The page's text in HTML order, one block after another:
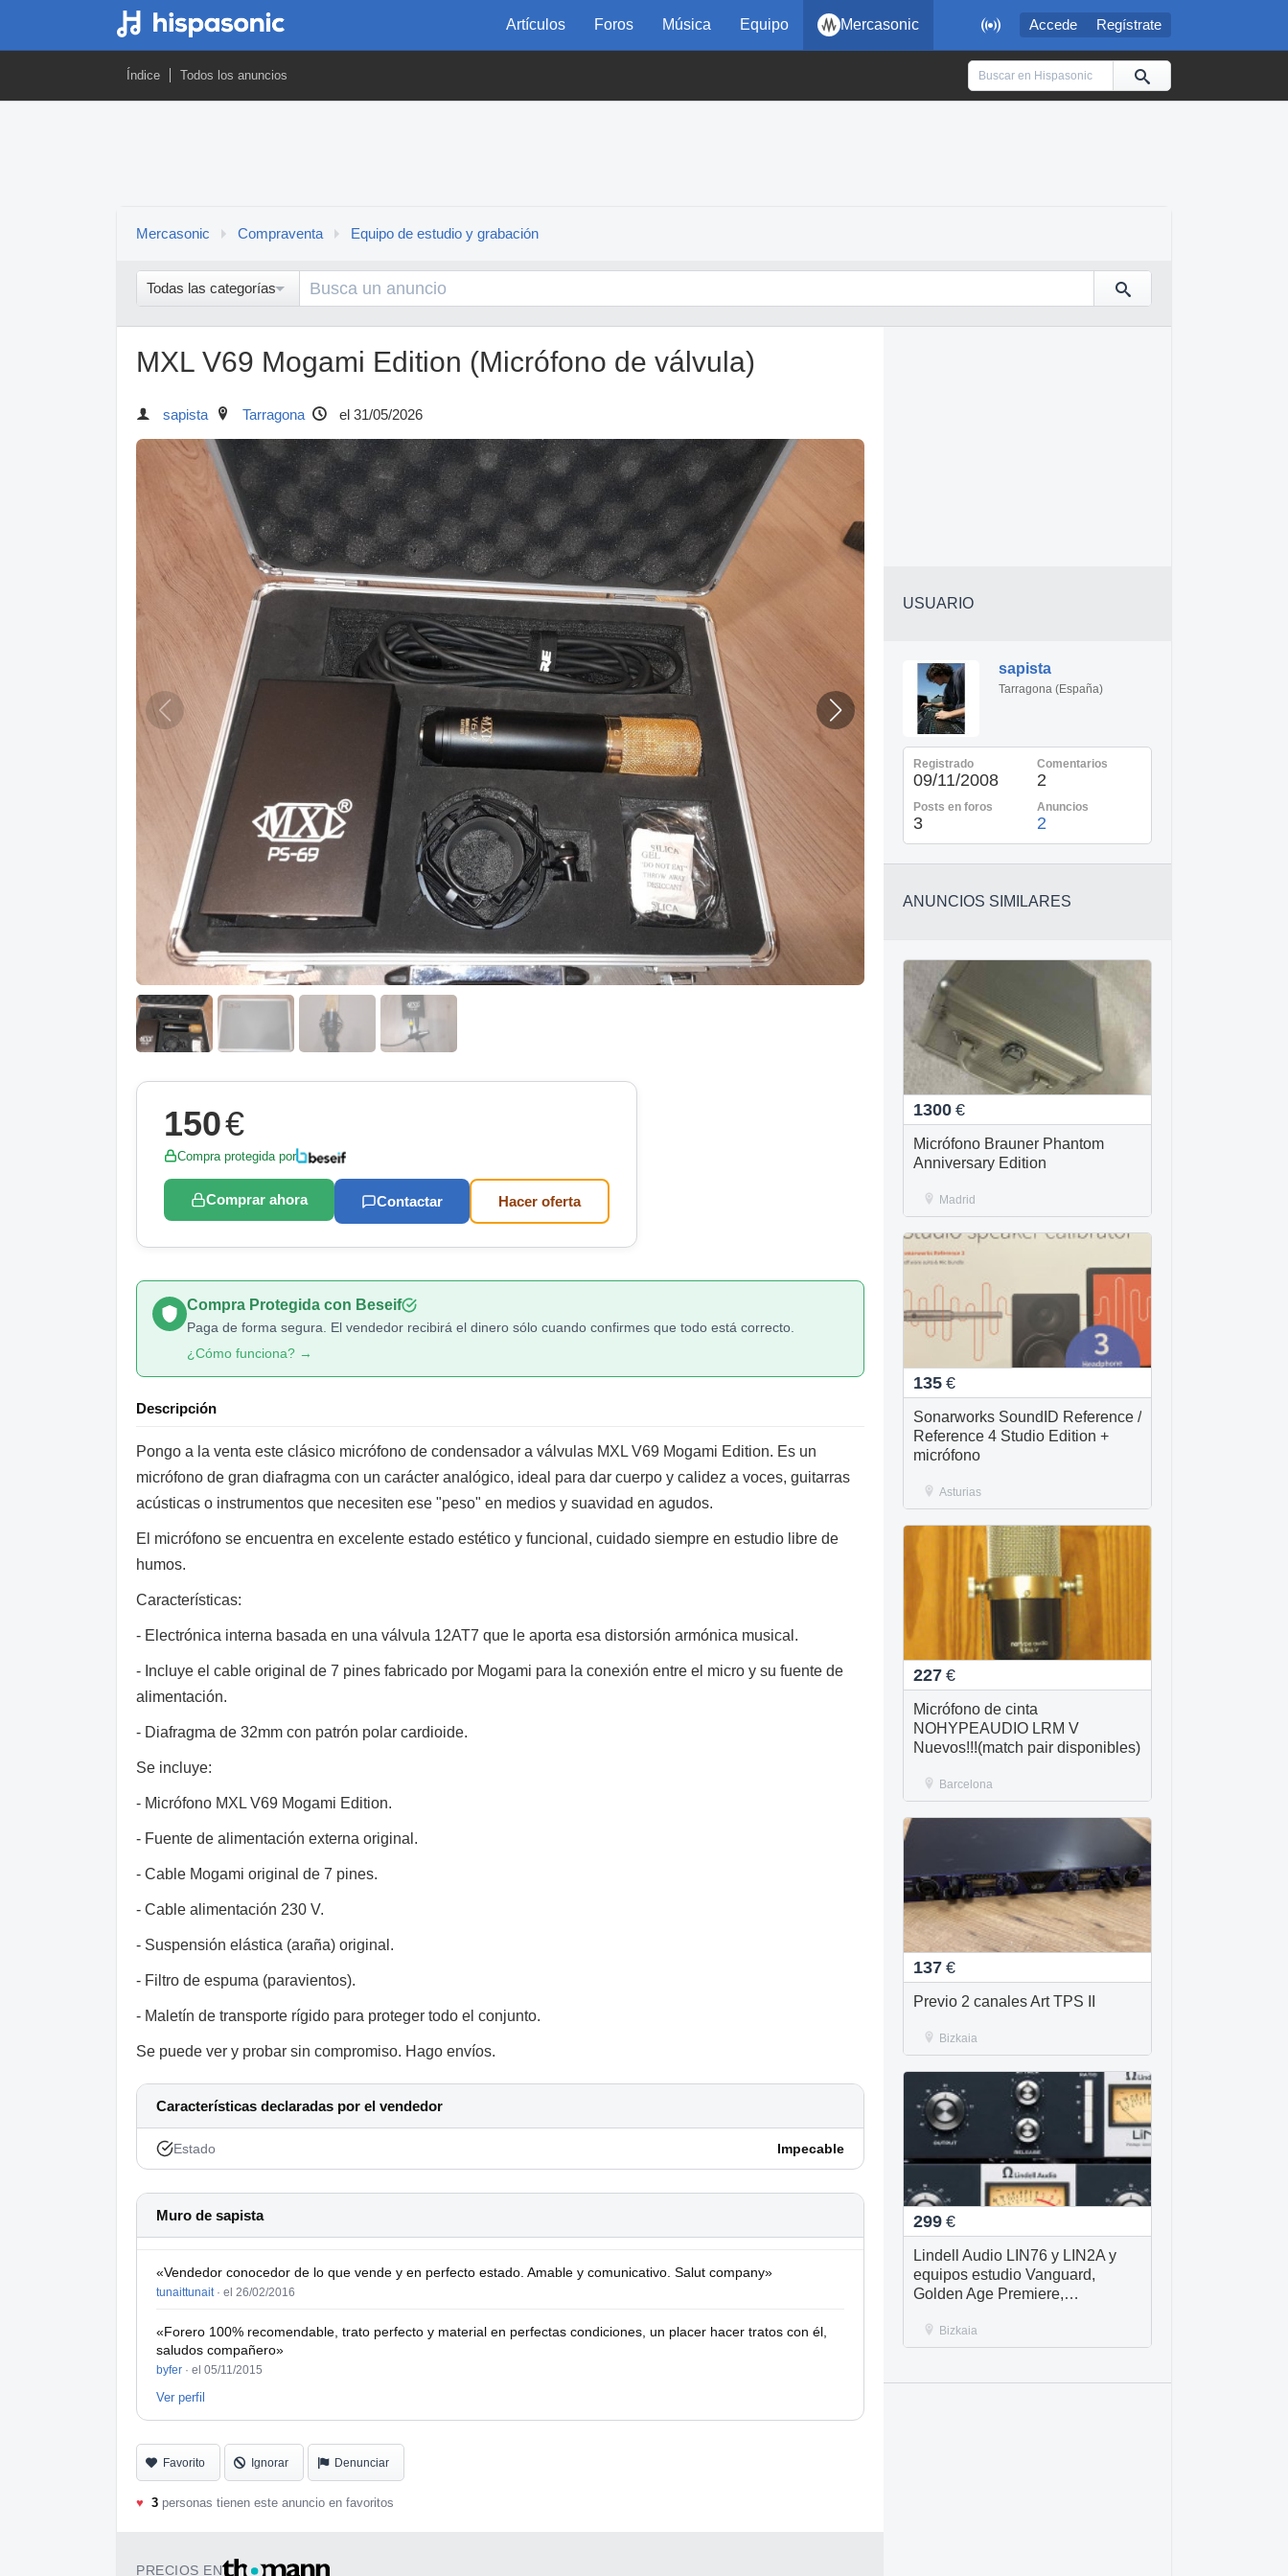
 Accede Regístrate
Artículos Foros Música Equipo Mercasonic
Índice Todos los anuncios
Mercasonic Compraventa Equipo de estudio y grabación
Todas las categorías
MXL V69 Mogami Edition (Micrófono de válvula)
sapista Tarragona el 31/05/2026
150€
Compra protegida por
Comprar ahora Contactar Hacer oferta
Compra Protegida con Beseif
Paga de forma segura. El vendedor recibirá el dinero sólo cuando confirmes que todo está correcto.
¿Cómo funciona? →
Descripción
Pongo a la venta este clásico micrófono de condensador a válvulas MXL V69 Mogami Edition. Es un
micrófono de gran diafragma con un carácter analógico, ideal para dar cuerpo y calidez a voces, guitarras
acústicas o instrumentos que necesiten ese "peso" en medios y suavidad en agudos.
El micrófono se encuentra en excelente estado estético y funcional, cuidado siempre en estudio libre de
humos.
Características:
- Electrónica interna basada en una válvula 12AT7 que le aporta esa distorsión armónica musical.
- Incluye el cable original de 7 pines fabricado por Mogami para la conexión entre el micro y su fuente de
alimentación.
- Diafragma de 32mm con patrón polar cardioide.
Se incluye:
- Micrófono MXL V69 Mogami Edition.
- Fuente de alimentación externa original.
- Cable Mogami original de 7 pines.
- Cable alimentación 230 V.
- Suspensión elástica (araña) original.
- Filtro de espuma (paravientos).
- Maletín de transporte rígido para proteger todo el conjunto.
Se puede ver y probar sin compromiso. Hago envíos.
Características declaradas por el vendedor
Estado Impecable
Muro de sapista
«Vendedor conocedor de lo que vende y en perfecto estado. Amable y comunicativo. Salut company»
tunaittunait· el 26/02/2016
«Forero 100% recomendable, trato perfecto y material en perfectas condiciones, un placer hacer tratos con él,
saludos compañero»
byfer · el 05/11/2015
Ver perfil
Favorito Ignorar Denunciar
♥ 3 personas tienen este anuncio en favoritos
PRECIOS EN
USUARIO
sapista
Tarragona (España)
Registrado
09/11/2008
Comentarios
2
Posts en foros
3
Anuncios
2
ANUNCIOS SIMILARES
1300 €
Micrófono Brauner Phantom
Anniversary Edition
Madrid
135 €
Sonarworks SoundID Reference /
Reference 4 Studio Edition +
micrófono
Asturias
227 €
Micrófono de cinta
NOHYPEAUDIO LRM V
Nuevos!!!(match pair disponibles)
Barcelona
137 €
Previo 2 canales Art TPS II
Bizkaia
299 €
Lindell Audio LIN76 y LIN2A y
equipos estudio Vanguard,
Golden Age Premiere,
Créme RC
Bizkaia